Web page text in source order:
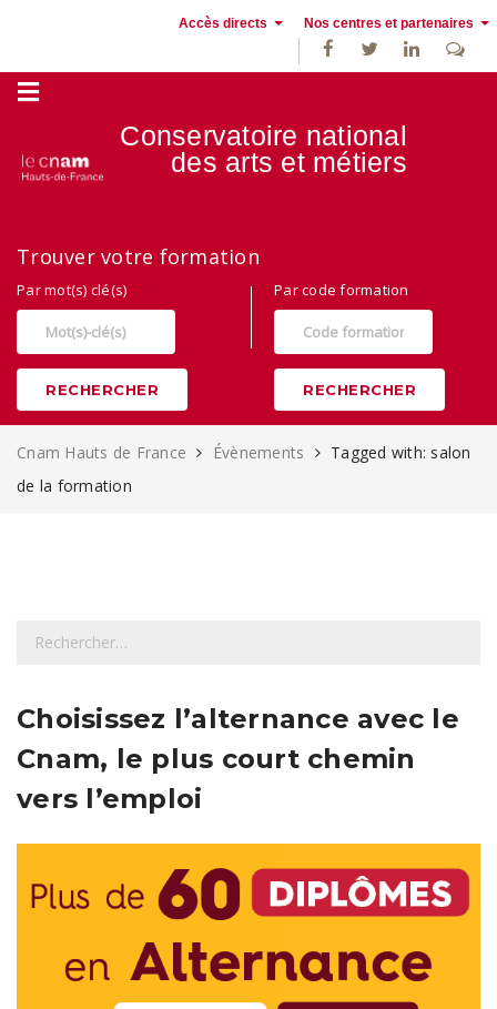
Accès directs Nos centres et partenaires
France
Conservatoire national
des arts et métiers
Trouver votre formation
Par mot(s) clé(s)
RECHERCHER
Par code formation
RECHERCHER
Cnam Hauts de France Évènements
Tagged with: salon
de la formation
h
r
c
e
Choisissez l’alternance avec le
Cnam, le plus court chemin
vers l’emploi